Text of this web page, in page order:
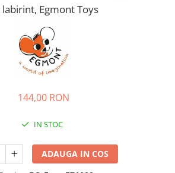
labirint, Egmont Toys
144,00 RON
IN STOC
ADAUGA IN COS